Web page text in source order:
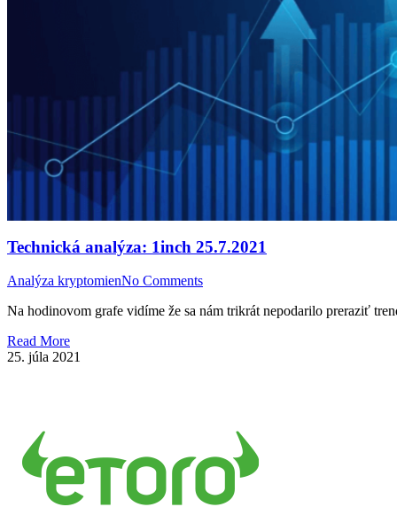
Technická analýza: 1inch 25.7.2021
Analýza kryptomienNo Comments
Na hodinovom grafe vidíme že sa nám trikrát nepodarilo preraziť
Read More
25. júla 2021